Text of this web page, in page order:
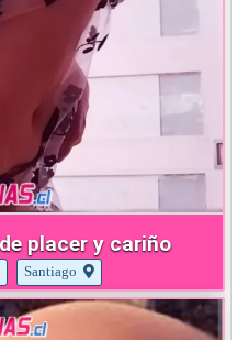
placer y cariño
Santiago